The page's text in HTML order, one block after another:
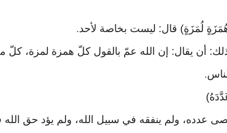
لُمَزَةٍ) قال: ليست بخاصة لأحد.
أن يقال: إن الله عمّ بالقول كلّ همزة لمزة، كلّ
.
عدده، ولم ينفقه في سبيل الله، ولم يؤد حق